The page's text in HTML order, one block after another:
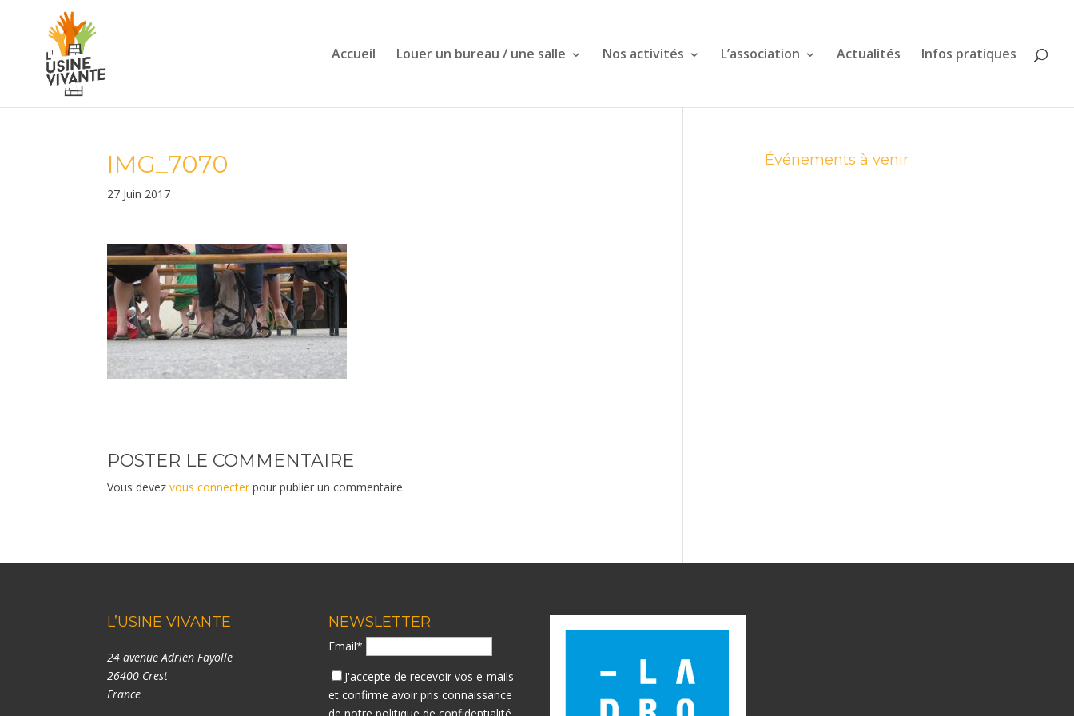
Accueil Louer un bureau / une salle Nos activités L’association Actualités Infos pratiques
IMG_7070
27 Juin 2017
POSTER LE COMMENTAIRE
Vous devezvous connecterpour publier un commentaire.
Événements à venir
L’USINE VIVANTE
24 avenue Adrien Fayolle
26400 Crest
France
NEWSLETTER
Email*
J'accepte de recevoir vos e-mails
et confirme avoir pris connaissance
de notrepolitique de confidentialité